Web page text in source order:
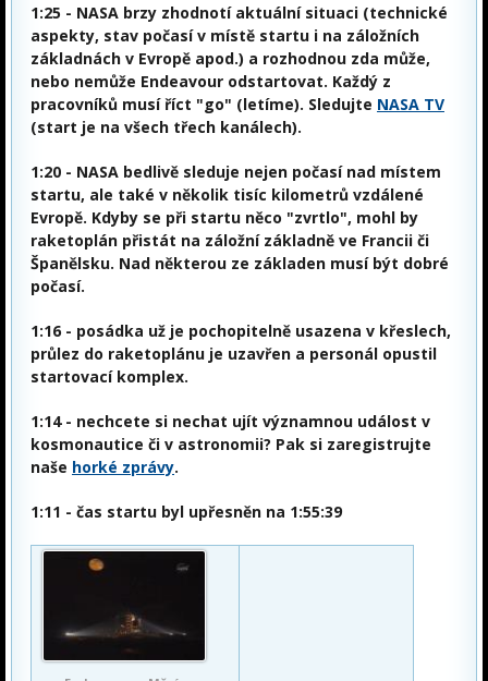
1:25 - NASA brzy zhodnotí aktuální situaci (technické
aspekty, stav počasí v místě startu i na záložních
základnách v Evropě apod.) a rozhodnou zda může,
nebo nemůže Endeavour odstartovat. Každý z
pracovníků musí říct "go" (letíme). Sledujte NASA TV
(start je na všech třech kanálech).
1:20 - NASA bedlivě sleduje nejen počasí nad místem
startu, ale také v několik tisíc kilometrů vzdálené
Evropě. Kdyby se při startu něco "zvrtlo", mohl by
raketoplán přistát na záložní základně ve Francii či
Španělsku. Nad některou ze základen musí být dobré
počasí.
1:16 - posádka už je pochopitelně usazena v křeslech,
průlez do raketoplánu je uzavřen a personál opustil
startovací komplex.
1:14- nechcete si nechat ujít významnou událost v
kosmonautice či v astronomii? Pak si zaregistrujte
naše horké zprávy.
1:11 - čas startu byl upřesněn na 1:55:39